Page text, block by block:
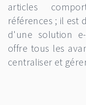
articles
références ; il est
d'une solution
offre tous les
centraliser et